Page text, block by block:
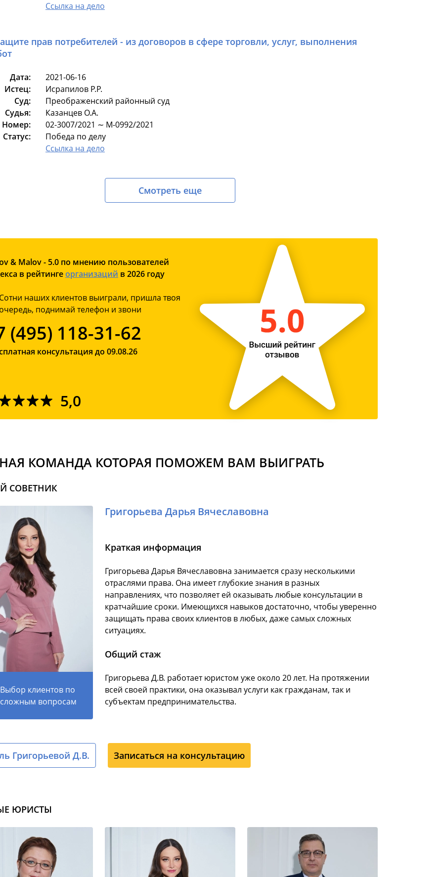
Ссылка на дело
прав потребителей - из договоров в сфере торговли, услуг, выполнения
Дата:
2021-06-16
Истец:
Исрапилов Р.Р.
Суд:
Преображенский районный суд
Судья:
Казанцев О.А.
Номер:
02-3007/2021 ∼ М-0992/2021
Статус:
Победа по делу
Ссылка на дело
Смотреть еще
& Malov - 5.0 по мнению пользователей
в рейтингеорганизаций в 2026 году
Сотни наших клиентов выиграли, пришла твоя
очередь, поднимай телефон и звони
(495) 118-31-62
консультация до 09.08.26
5,0
КОМАНДА КОТОРАЯ ПОМОЖЕМ ВАМ ВЫИГРАТЬ
СОВЕТНИК
Выбор клиентов по
сложным вопросам
Григорьева Дарья Вячеславовна
Краткая информация
Григорьева Дарья Вячеславовна занимается сразу несколькими
отраслями права. Она имеет глубокие знания в разных
направлениях, что позволяет ей оказывать любые консультации в
кратчайшие сроки. Имеющихся навыков достаточно, чтобы уверенно
защищать права своих клиентов в любых, даже самых сложных
ситуациях.
Общий стаж
Григорьева Д.В. работает юристом уже около 20 лет. На протяжении
всей своей практики, она оказывал услуги как гражданам, так и
субъектам предпринимательства.
Григорьевой Д.В. Записаться на консультацию
ЮРИСТЫ